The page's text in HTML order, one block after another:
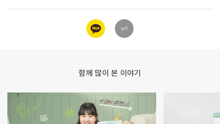
카카오
링크
url
함께 많이 본 이야기